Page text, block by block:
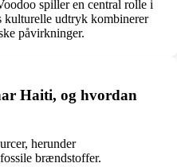
spiller en central rolle i
kulturelle udtryk kombinerer
påvirkninger.
Haiti, og hvordan
herunder
brændstoffer.